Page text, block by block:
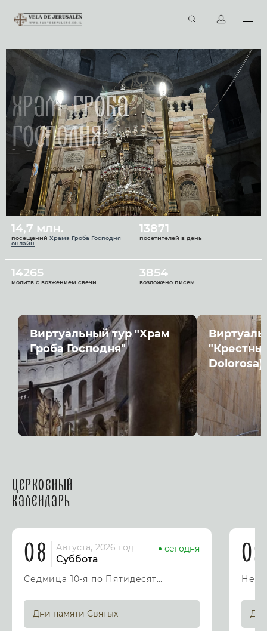
Виртуальные туры
Библиотека
Наши святыни
Новости
Церковный календарь
RU
Храм Гроба
Господня
14,7 млн.
посещений Храма Гроба Господня
онлайн
13871
посетителей в день
14265
молитв с возжением свечи
3854
возложено писем
Виртуальный тур "Храм
Гроба Господня"
Dolorosa)"
Церковный
календарь
08 Августа, 2026 год
Суббота
сегодня
Седмица 10-я по Пятидесятнице
Дни памяти Святых
09